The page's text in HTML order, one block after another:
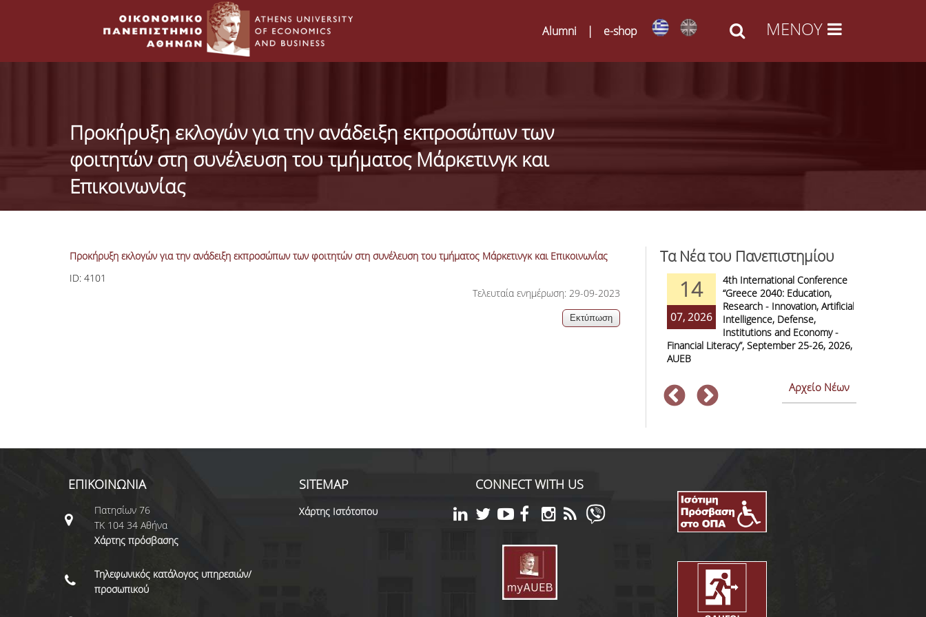
Alumni | e-shop
Προκήρυξη εκλογών για την ανάδειξη εκπροσώπων των
φοιτητών στη συνέλευση του τμήματος Μάρκετινγκ και
Επικοινωνίας
Προκήρυξη εκλογών για την ανάδειξη εκπροσώπων των φοιτητών στη συνέλευση του τμήματος Μάρκετινγκ και Επικοινωνίας
ID: 4101
Τελευταία ενημέρωση: 29-09-2023
Τα Νέα του Πανεπιστημίου
02
ATRIUM Transnational Access
Training Visits at Organizations
across Europe
14
07, 2026
4th International Conference
“Greece 2040: Education,
Research - Innovation, Artificial
Intelligence, Defense,
Institutions and Economy -
Financial Literacy”, September 25-26, 2026,
AUEB
Αρχείο Νέων
ΕΠΙΚΟΙΝΩΝΙΑ
Πατησίων 76
ΤΚ 104 34 Αθήνα
Χάρτης πρόσβασης
Τηλεφωνικός κατάλογος υπηρεσιών/
προσωπικού
SITEMAP
Χάρτης Ιστότοπου
CONNECT WITH US